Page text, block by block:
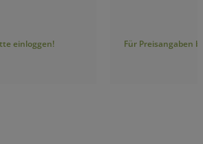
einloggen! Für Preisangaben